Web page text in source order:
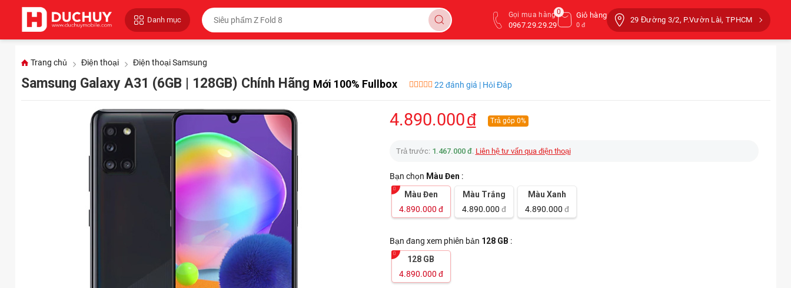
Danh mục
Gọi mua hàng
0967.29.29.29
Giỏ hàng
0 đ
0
29 Đường 3/2, P.Vườn Lài, TPHCM
Trang chủ Điện thoại Điện thoại Samsung
Samsung Galaxy A31 (6GB | 128GB) Chính Hãng Mới 100% Fullbox 22 đánh giá | Hỏi Đáp
4.890.000đ Trả góp 0%
Trả trước: 1.467.000 đ. Liên hệ tư vấn qua điện thoại
Bạn chọn Màu Đen :
Màu Đen
4.890.000 đ
Màu Trắng
4.890.000 đ
Màu Xanh
4.890.000 đ
Bạn đang xem phiên bản 128 GB :
128 GB
4.890.000 đ